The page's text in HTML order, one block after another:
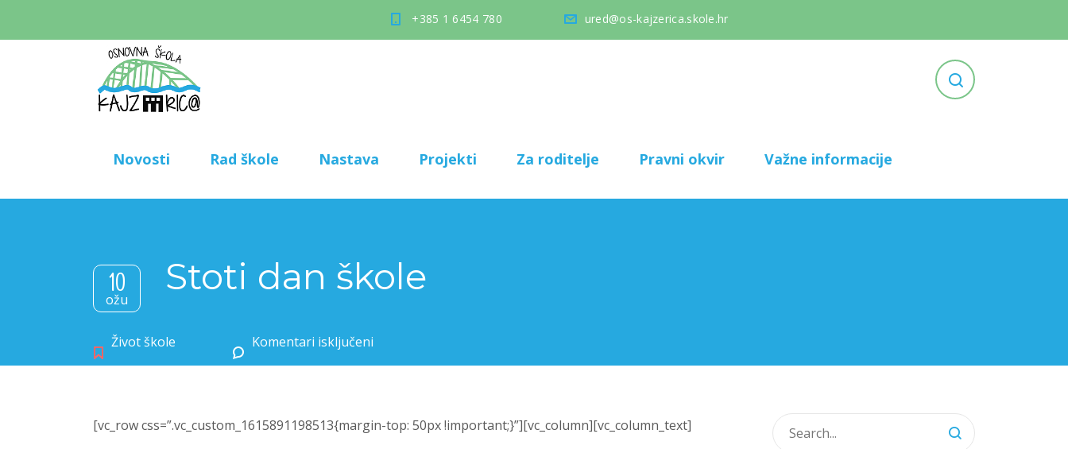
+385 1 6454 780 ured@os-kajzerica.skole.hr
Novosti Rad škole Nastava Projekti Za roditelje Pravni okvir Važne informacije
10
ožu
Stoti dan škole
Život škole Komentari isključeni
[vc_row css=”.vc_custom_1615891198513{margin-top: 50px !important;}”][vc_column][vc_column_text]